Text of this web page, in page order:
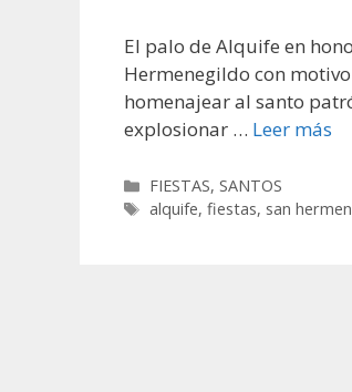
El palo de Alquife en
Hermenegildo con
homenajear al santo
explosionar … Leer más
Categorías
FIESTAS,SANTOS
Etiquetas
alquife,fiestas, san